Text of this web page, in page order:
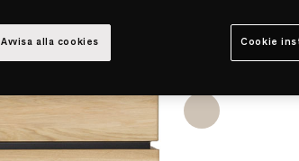
Cookie
Avvisa alla cookies